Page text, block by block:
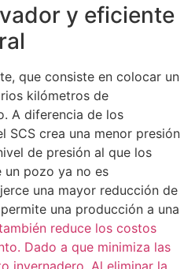
y eficiente
que consiste en colocar un
kilómetros de
A diferencia de los
SCS crea una menor presión
de presión al que los
un pozo ya no es
una mayor reducción de
una producción a una
reduce los costos
Dado a que minimiza las
invernadero. Al eliminar la